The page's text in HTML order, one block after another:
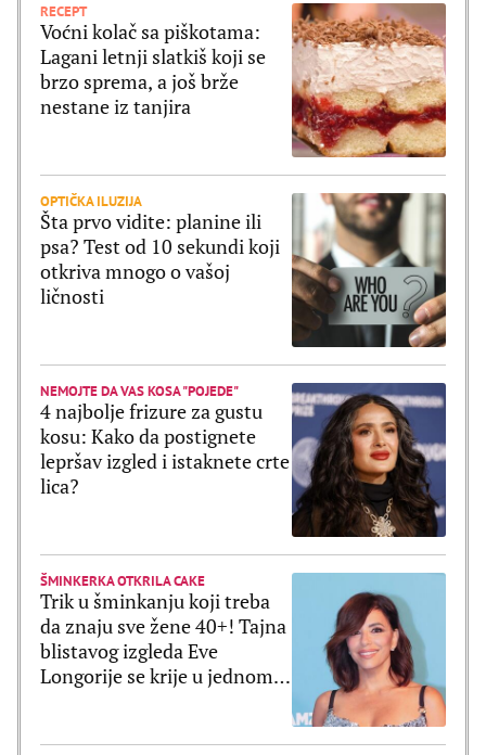
RECEPT
Voćni kolač sa piškotama:
Lagani letnji slatkiš koji se
brzo sprema, a još brže
nestane iz tanjira
OPTIČKA ILUZIJA
Šta prvo vidite: planine ili
psa? Test od 10 sekundi koji
otkriva mnogo o vašoj
ličnosti
NEMOJTE DA VAS KOSA "POJEDE"
4 najbolje frizure za gustu
kosu: Kako da postignete
lepršav izgled i istaknete crte
lica?
ŠMINKERKA OTKRILA CAKE
Trik u šminkanju koji treba
da znaju sve žene 40+! Tajna
blistavog izgleda Eve
Longorije se krije u jednom